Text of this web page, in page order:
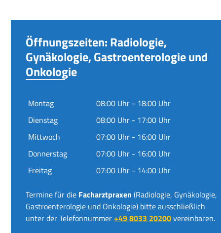
Öffnungszeiten: Radiologie,
Gynäkologie, Gastroenterologie und
Onkologie
Montag
08:00 Uhr - 18:00 Uhr
Dienstag
08:00 Uhr - 17:00 Uhr
Mittwoch
07:00 Uhr - 16:00 Uhr
Donnerstag
07:00 Uhr - 16:00 Uhr
Freitag
07:00 Uhr - 14:00 Uhr
Termine für die Facharztpraxen (Radiologie, Gynäkologie,
Gastroenterologie und Onkologie) bitte ausschließlich
unter der Telefonnummer+49 8033 20200vereinbaren.